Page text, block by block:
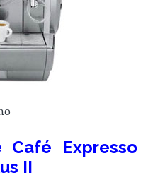
Café Expresso
II